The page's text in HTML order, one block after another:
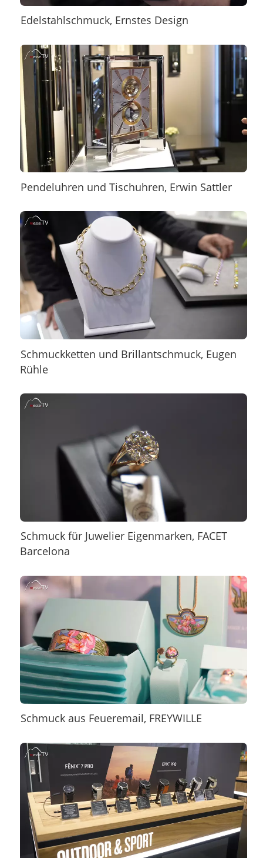
Edelstahlschmuck, Ernstes Design
Pendeluhren und Tischuhren, Erwin Sattler
Schmuckketten und Brillantschmuck, Eugen
Rühle
Schmuck für Juwelier Eigenmarken, FACET
Barcelona
Schmuck aus Feueremail, FREYWILLE